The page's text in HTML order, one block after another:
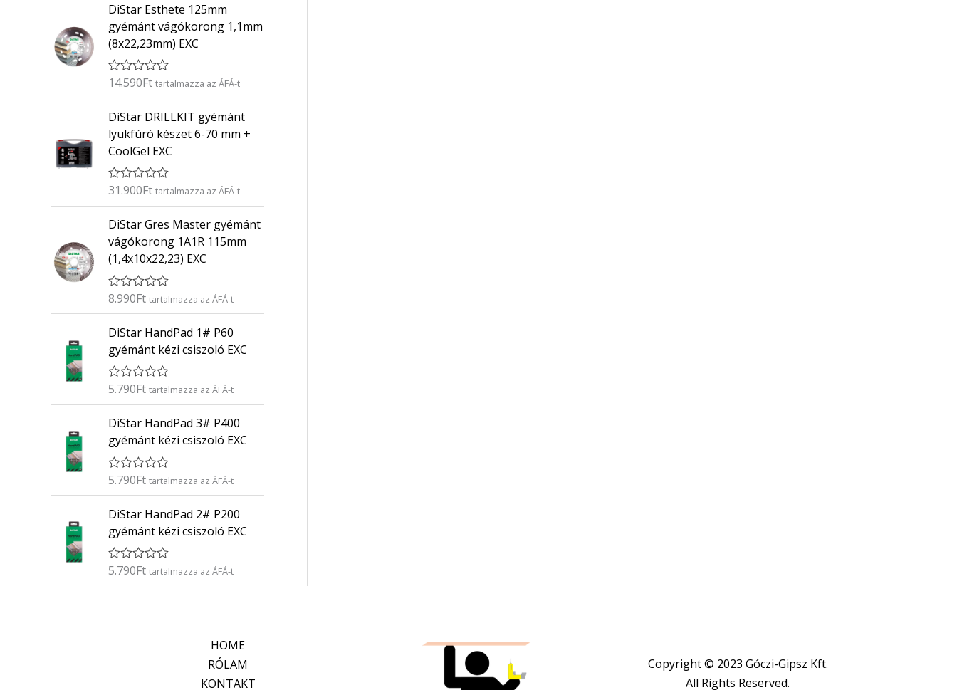
DiStar Esthete 125mm
gyémánt vágókorong 1,1mm
(8x22,23mm) EXC
É
é
k
e
l
s
:
0
/
5
14.590Ft tartalmazza az ÁFÁ-t
DiStar DRILLKIT gyémánt
lyukfúró készet 6-70 mm +
CoolGel EXC
É
é
e
l
s
:
0
/
5
31.900Ft tartalmazza az ÁFÁ-t
DiStar Gres Master gyémánt
vágókorong 1A1R 115mm
(1,4x10x22,23) EXC
É
é
e
é
s
/
8.990Ft tartalmazza az ÁFÁ-t
DiStar HandPad 1# P60
gyémánt kézi csiszoló EXC
É
é
e
é
s
/
5.790Ft tartalmazza az ÁFÁ-t
DiStar HandPad 3# P400
gyémánt kézi csiszoló EXC
É
é
e
é
s
5.790Ft tartalmazza az ÁFÁ-t
DiStar HandPad 2# P200
gyémánt kézi csiszoló EXC
É
5.790Ft tartalmazza az ÁFÁ-t
HOME
RÓLAM
KONTAKT
Copyright © 2023 Góczi-Gipsz Kft.
All Rights Reserved.